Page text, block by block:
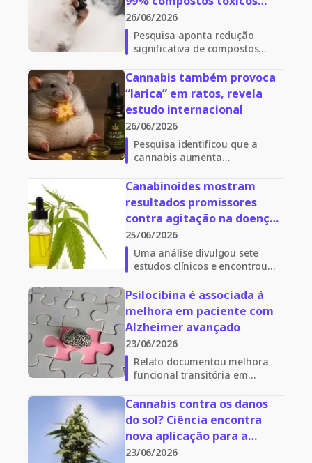
gerados pela combustão da
cannabis
26/06/2026
Pesquisa aponta redução
significativa de compostos
combustão da cannabis
quando a planta é consumida
por vaporização
Cannabis também provoca
“larica” em ratos, revela
estudo internacional
26/06/2026
Pesquisa identificou que a
cannabis aumenta
para comer em humanos e
ratos, mesmo após a saciedade
Canabinoides mostram
resultados promissores
contra agitação na doença
de Alzheimer
25/06/2026
Uma análise divulgou sete
estudos clínicos e encontrou
agitação e alterações
neuropsiquiátricas em
pacientes com Alzheimer
tratados com terapias à base
de canabinoides
Psilocibina é associada à
melhora em paciente com
Alzheimer avançado
23/06/2026
Relato documentou melhora
funcional transitória em
paciente com Alzheimer
avançado após a
administração de altas doses
de cogumelos contendo
psilocibina
Cannabis contra os danos
do sol? Ciência encontra
nova aplicação para a
planta
23/06/2026